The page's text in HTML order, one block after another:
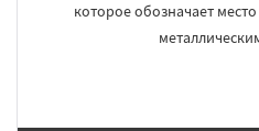
которое обозначает